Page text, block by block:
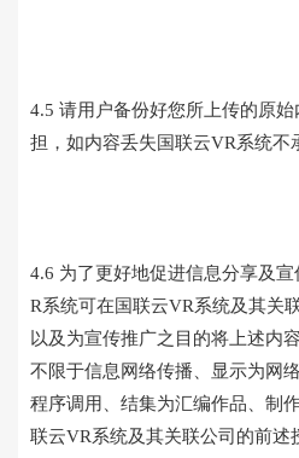
4.5 请用户备份好您所上传的原
担，如内容丢失国联云VR系统不
4.6 为了更好地促进信息分享及
R系统可在国联云VR系统及其关
以及为宣传推广之目的将上述内
不限于信息网络传播、显示为网
程序调用、结集为汇编作品、制
联云VR系统及其关联公司的前述